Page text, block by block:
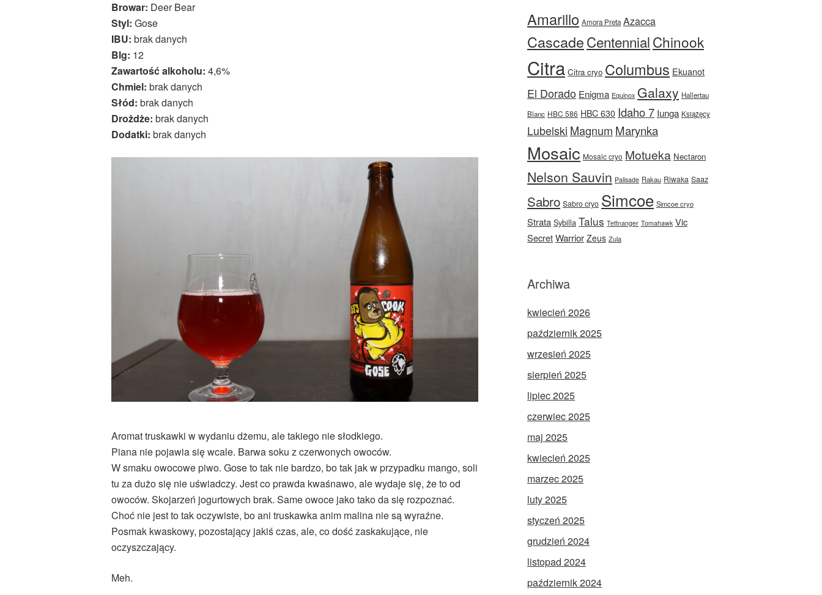
Browar: Deer Bear
Styl: Gose
IBU: brak danych
Blg: 12
Zawartość alkoholu: 4,6%
Chmiel: brak danych
Słód: brak danych
Drożdże: brak danych
Dodatki: brak danych
Aromat truskawki w wydaniu dżemu, ale takiego nie słodkiego.
Piana nie pojawia się wcale. Barwa soku z czerwonych owoców.
W smaku owocowe piwo. Gose to tak nie bardzo, bo tak jak w przypadku mango, soli
tu za dużo się nie uświadczy. Jest co prawda kwaśnawo, ale wydaje się, że to od
owoców. Skojarzeń jogurtowych brak. Same owoce jako tako da się rozpoznać.
Choć nie jest to tak oczywiste, bo ani truskawka anim malina nie są wyraźne.
Posmak kwaskowy, pozostający jakiś czas, ale, co dość zaskakujące, nie
oczyszczający.
Meh.
Amarillo Amora Preta Azacca
CascadeCentennialChinook
Citra Citra cryo Columbus Ekuanot
El Dorado Enigma Equinox Galaxy Hallertau
Blanc HBC 586 HBC 630 Idaho 7 Iunga Książęcy
Lubelski Magnum Marynka
Mosaic Mosaic cryo Motueka Nectaron
Nelson Sauvin Palisade Rakau Riwaka Saaz
Sabro Sabro cryo Simcoe Simcoe cryo
Strata Sybilla Talus Tettnanger Tomahawk Vic
SecretWarrior Zeus Zula
Archiwa
kwiecień 2026
październik 2025
wrzesień 2025
sierpień 2025
lipiec 2025
czerwiec 2025
maj 2025
kwiecień 2025
marzec 2025
luty 2025
styczeń 2025
grudzień 2024
listopad 2024
październik 2024